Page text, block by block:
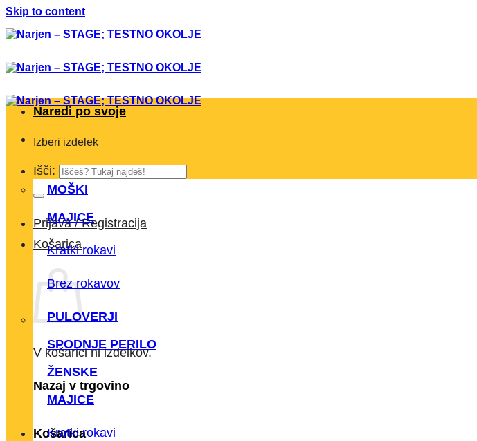
Skip to content
Išči:
Prijava / Registracija
Košarica
V košarici ni izdelkov.
Nazaj v trgovino
Košarica
Naredi po svoje
Izberi izdelek
MOŠKI
MAJICE
Kratki rokavi
Brez rokavov
PULOVERJI
SPODNJE PERILO
ŽENSKE
MAJICE
Kratki rokavi